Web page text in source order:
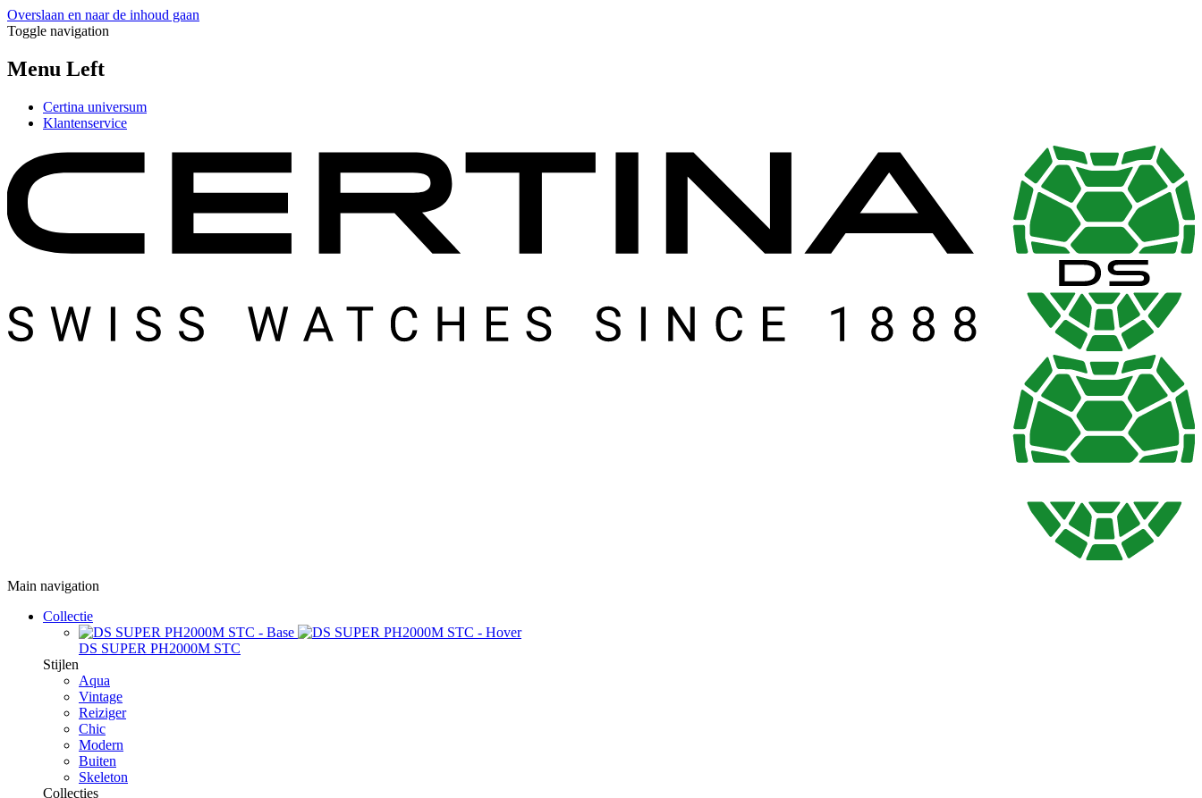
Overslaan en naar de inhoud gaan
Toggle navigation
Menu Left
Certina universum
Klantenservice
Main navigation
Collectie
DS SUPER PH2000M STC
Stijlen
Aqua
Vintage
Reiziger
Chic
Modern
Buiten
Skeleton
Collecties